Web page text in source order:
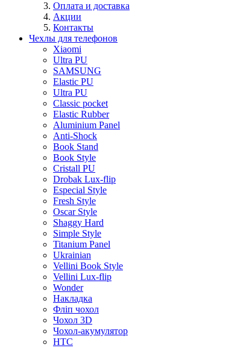
Оплата и доставка
Акции
Контакты
Чехлы для телефонов
Xiaomi
Ultra PU
SAMSUNG
Elastic PU
Ultra PU
Classic pocket
Elastic Rubber
Aluminium Panel
Anti-Shock
Book Stand
Book Style
Cristall PU
Drobak Lux-flip
Especial Style
Fresh Style
Oscar Style
Shaggy Hard
Simple Style
Titanium Panel
Ukrainian
Vellini Book Style
Vellini Lux-flip
Wonder
Накладка
Фліп чохол
Чохол 3D
Чохол-акумулятор
HTC